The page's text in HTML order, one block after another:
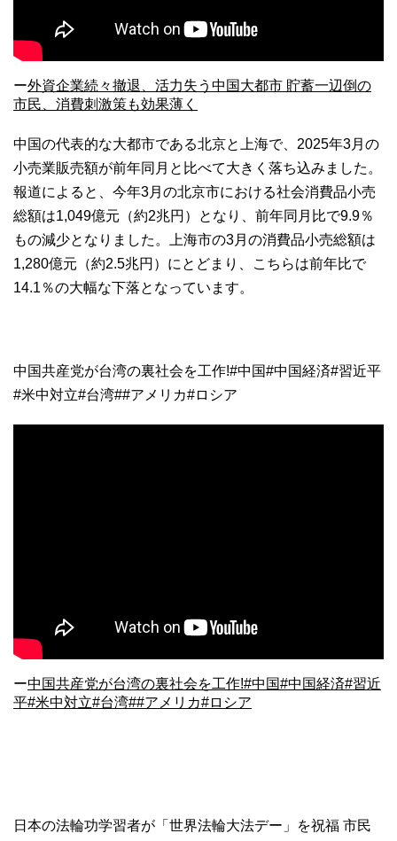
ー外資企業続々撤退、活力失う中国大都市 貯蓄一辺倒の
市民、消費刺激策も効果薄く
中国の代表的な大都市である北京と上海で、2025年3月の
小売業販売額が前年同月と比べて大きく落ち込みました。
報道によると、今年3月の北京市における社会消費品小売
総額は1,049億元（約2兆円）となり、前年同月比で9.9％
もの減少となりました。上海市の3月の消費品小売総額は
1,280億元（約2.5兆円）にとどまり、こちらは前年比で
14.1％の大幅な下落となっています。
中国共産党が台湾の裏社会を工作!#中国#中国経済#習近平
#米中対立#台湾##アメリカ#ロシア
ー中国共産党が台湾の裏社会を工作!#中国#中国経済#習近
平#米中対立#台湾##アメリカ#ロシア
日本の法輪功学習者が「世界法輪大法デー」を祝福 市民